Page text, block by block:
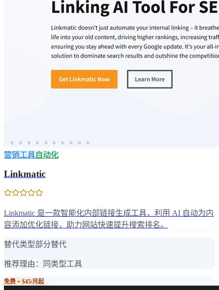
营销工具自动化
Linkmatic
Linkmatic 是一款智能化内部链接生成工具，利用 AI 自动为内
容添加优化链接，助力网站快速提升搜索排名。
替代类型部分替代
推荐理由： 同类型工具
免费 + $45/月起